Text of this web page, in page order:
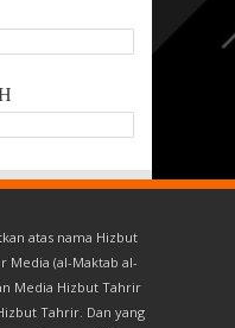
atas nama Hizbut
Media (al-Maktab al-
Media Hizbut Tahrir
Tahrir. Dan yang